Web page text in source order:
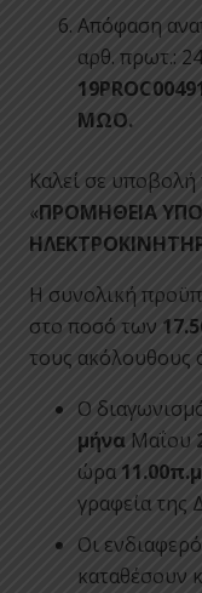
Απόφαση
αρθ. πρωτ.:
ΜΩΟ.
Καλεί σε
«ΠΡΟΜΗΘΕΙΑ
Η συνολική
στο ποσό των
τους ακόλουθους
Ο
μήνα Μαΐου
ώρα
γραφεία της
Οι
καταθέσουν